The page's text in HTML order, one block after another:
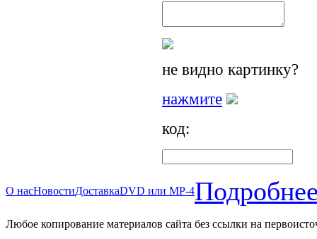
не видно картинку?
нажмите
код:
О насНовостиДоставкаDVD или MP-4
Любое копирование материалов сайта без ссылки на